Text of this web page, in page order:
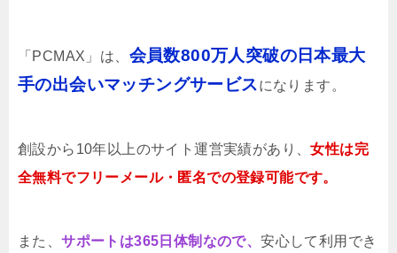
「PCMAX」は、 会員数800万人突破の日本最大
手の出会いマッチングサービスになります。
創設から10年以上のサイト運営実績があり、女性は完
全無料でフリーメール・匿名での登録可能です。
また、サポートは365日体制なので、安心して利用でき